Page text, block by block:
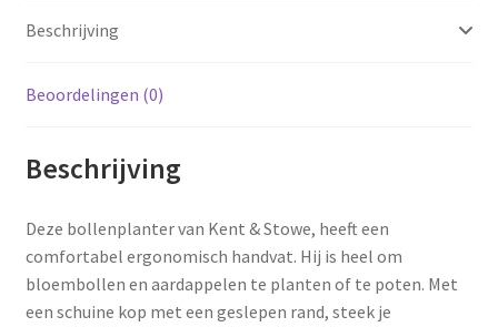
Beschrijving
Beoordelingen (0)
Beschrijving
Deze bollenplanter van Kent & Stowe, heeft een
comfortabel ergonomisch handvat. Hij is heel om
bloembollen en aardappelen te planten of te poten. Met
een schuine kop met een geslepen rand, steek je